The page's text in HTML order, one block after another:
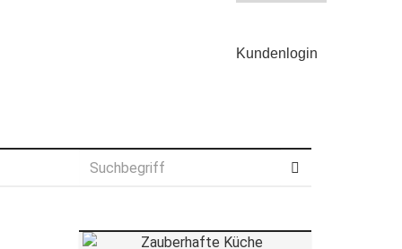
Kunden login